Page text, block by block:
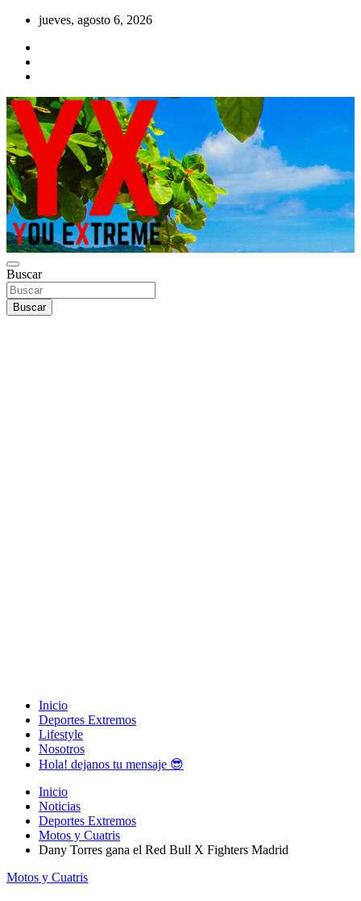
Saltar
contenido
jueves, agosto 6, 2026
YOU EXTREME
YX Deportes Extremos Lifestyle
Buscar
Buscar
Inicio
Deportes Extremos
Lifestyle
Nosotros
Hola! dejanos tu mensaje 😎
Inicio
Noticias
Deportes Extremos
Motos y Cuatris
Dany Torres gana el Red Bull X Fighters Madrid
Motos y Cuatris